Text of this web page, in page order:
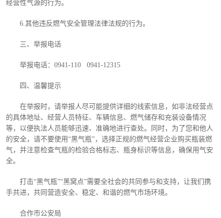
经营性气源的行为。
6.其他违反燃气安全管理法律法规的行为。
三、举报电话
举报电话： 0941-110 0941-12315
四、温馨提示
在举报时，请举报人尽可能提供详细的线索信息，如非法经营点
的具体地址、经营人员特征、车辆信息、燃气储存和充装设备情况
等，以便执法人员能够迅速、准确地进行查处。同时，为了您和他人
的安全，请不要使用“黑气瓶”，选择正规的燃气经营企业购买瓶装燃
气，并注意检查气瓶的检验合格标志、瓶身标识等信息，确保用气安
全。
打击“黑气瓶”“黑窝点”需要全社会的共同参与和支持，让我们携
手共进，共同营造安全、稳定、和谐的燃气市场环境。
合作市公安局